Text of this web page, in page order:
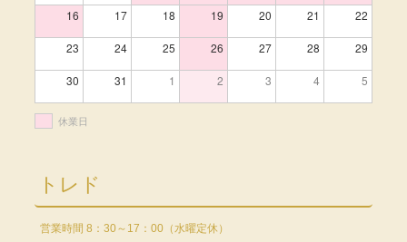
16 17 18 19 20 21 22
23 24 25 26 27 28 29
30 31 1 2 3 4 5
休業日
トレド
営業時間 8：30～17：00（水曜定休）